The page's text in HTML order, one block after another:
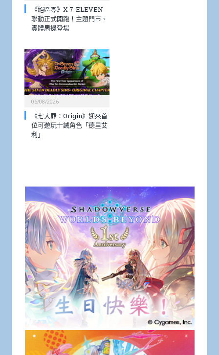
《絕區零》X 7-ELEVEN
聯動正式開跑！主題門市、
實體周邊登場
06/08/2026
《七大罪：Origin》迎來首
位可遊玩十誡角色「德里艾
利」